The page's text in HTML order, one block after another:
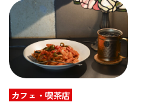
カフェ・喫茶店